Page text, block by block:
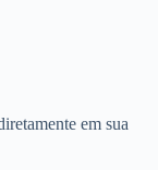
em sua